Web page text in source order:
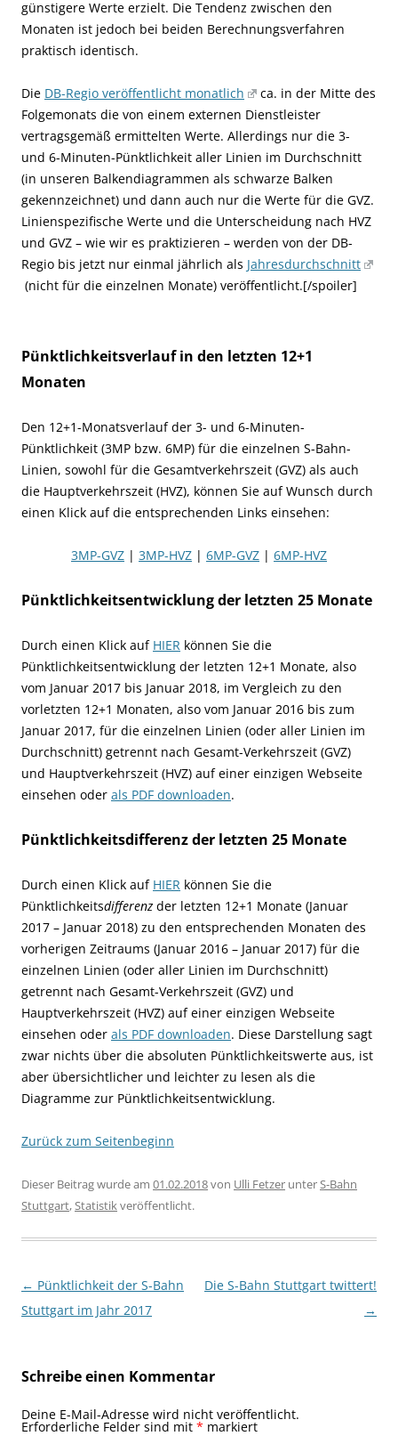
günstigere Werte erzielt. Die Tendenz zwischen den
Monaten ist jedoch bei beiden Berechnungsverfahren
praktisch identisch.
Die DB-Regio veröffentlicht monatlich
ca. in der Mitte des
Folgemonats die von einem externen Dienstleister
vertragsgemäß ermittelten Werte. Allerdings nur die 3-
und 6-Minuten-Pünktlichkeit aller Linien im Durchschnitt
(in unseren Balkendiagrammen als schwarze Balken
gekennzeichnet) und dann auch nur die Werte für die GVZ.
Linienspezifische Werte und die Unterscheidung nach HVZ
und GVZ – wie wir es praktizieren – werden von der DB-
Regio bis jetzt nur einmal jährlich als Jahresdurchschnitt
(nicht für die einzelnen Monate) veröffentlicht.[/spoiler]
Pünktlichkeitsverlauf in den letzten 12+1
Monaten
Den 12+1-Monatsverlauf der 3- und 6-Minuten-
Pünktlichkeit (3MP bzw. 6MP) für die einzelnen S-Bahn-
Linien, sowohl für die Gesamtverkehrszeit (GVZ) als auch
die Hauptverkehrszeit (HVZ), können Sie auf Wunsch durch
einen Klick auf die entsprechenden Links einsehen:
3MP-GVZ | 3MP-HVZ | 6MP-GVZ | 6MP-HVZ
Pünktlichkeitsentwicklung der letzten 25 Monate
Durch einen Klick auf HIER können Sie die
Pünktlichkeitsentwicklung der letzten 12+1 Monate, also
vom Januar 2017 bis Januar 2018, im Vergleich zu den
vorletzten 12+1 Monaten, also vom Januar 2016 bis zum
Januar 2017, für die einzelnen Linien (oder aller Linien im
Durchschnitt) getrennt nach Gesamt-Verkehrszeit (GVZ)
und Hauptverkehrszeit (HVZ) auf einer einzigen Webseite
einsehen oder als PDF downloaden.
Pünktlichkeitsdifferenz der letzten 25 Monate
Durch einen Klick auf HIER können Sie die
Pünktlichkeitsdifferenz der letzten 12+1 Monate (Januar
2017 – Januar 2018) zu den entsprechenden Monaten des
vorherigen Zeitraums (Januar 2016 – Januar 2017) für die
einzelnen Linien (oder aller Linien im Durchschnitt)
getrennt nach Gesamt-Verkehrszeit (GVZ) und
Hauptverkehrszeit (HVZ) auf einer einzigen Webseite
einsehen oder als PDF downloaden. Diese Darstellung sagt
zwar nichts über die absoluten Pünktlichkeitswerte aus, ist
aber übersichtlicher und leichter zu lesen als die
Diagramme zur Pünktlichkeitsentwicklung.
Zurück zum Seitenbeginn
Dieser Beitrag wurde am 01.02.2018von Ulli Fetzer unterS-Bahn
Stuttgart,Statistikveröffentlicht.
Beitragsnavigation
← Pünktlichkeit der S-Bahn
Stuttgart im Jahr 2017
Die S-Bahn Stuttgart twittert!
→
Schreibe einen Kommentar
Deine E-Mail-Adresse wird nicht veröffentlicht.
Erforderliche Felder sind mit * markiert